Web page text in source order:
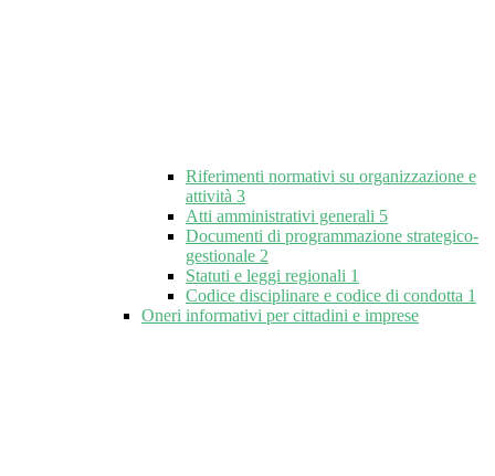
Riferimenti normativi su organizzazione e
attività 3
Atti amministrativi generali 5
Documenti di programmazione strategico-
gestionale 2
Statuti e leggi regionali 1
Codice disciplinare e codice di condotta 1
Oneri informativi per cittadini e imprese